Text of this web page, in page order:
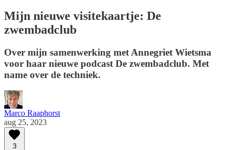
Mijn nieuwe visitekaartje: De
zwembadclub
Over mijn samenwerking met Annegriet Wietsma
voor haar nieuwe podcast De zwembadclub. Met
name over de techniek.
Marco Raaphorst
aug 25, 2023
3